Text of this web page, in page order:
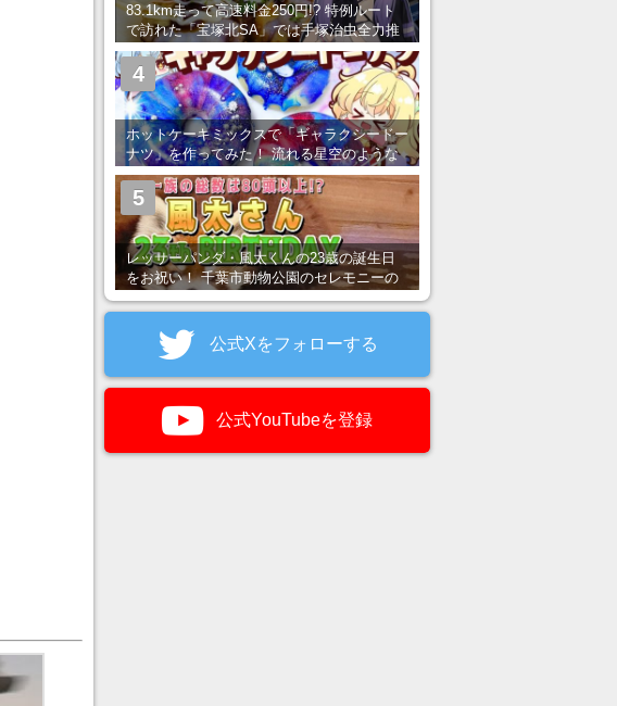
83.1km走って高速料金250円!? 特例ルート
で訪れた「宝塚北SA」では手塚治虫全力推
し＆関西グルメが楽しめる！
ホットケーキミックスで「ギャラクシードー
ナツ」を作ってみた！ 流れる星空のような
レンチン・レシピを紹介
4
レッサーパンダ・風太くんの23歳の誕生日
をお祝い！ 千葉市動物公園のセレモニーの
5
公式Xをフォローする
公式YouTubeを登録